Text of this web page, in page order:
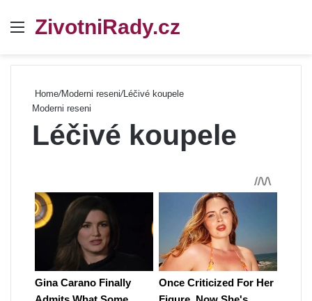
Menu
ZivotniRady.cz
Home/Moderni reseni/Léčivé koupele
Moderni reseni
Léčivé koupele